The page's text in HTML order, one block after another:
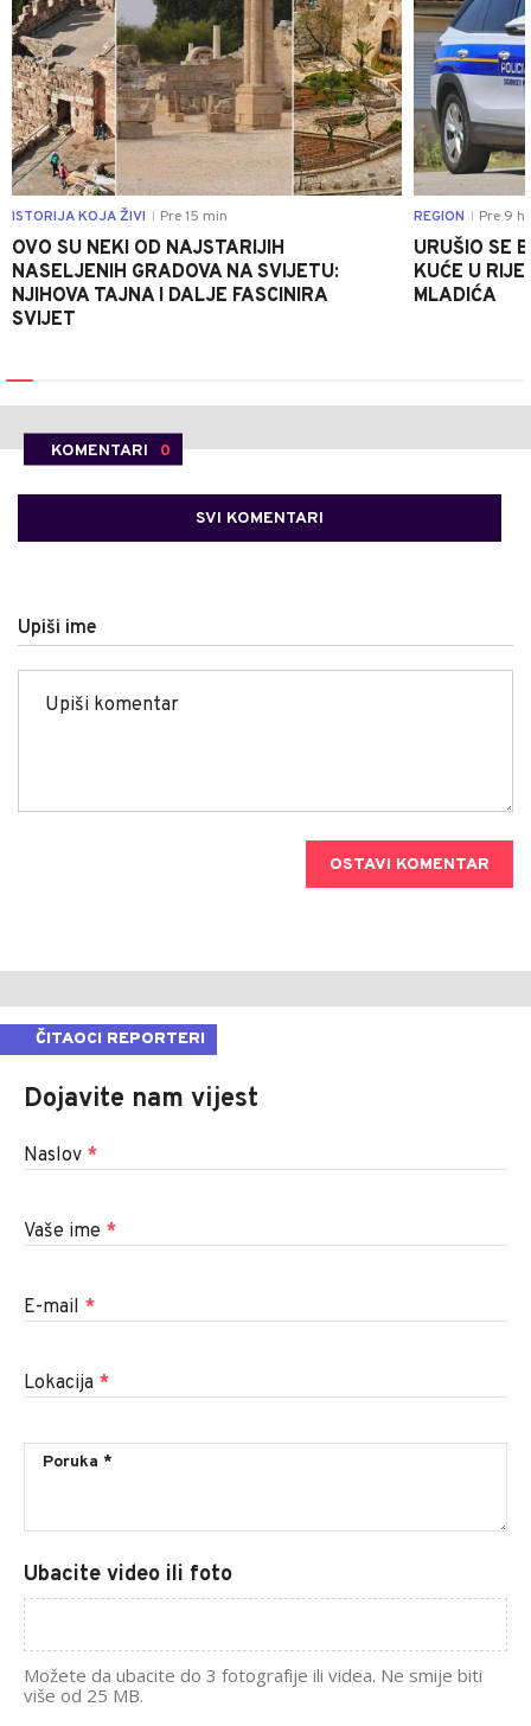
ISTORIJA KOJA ŽIVI Pre 15 min
OVO SU NEKI OD NAJSTARIJIH
NASELJENIH GRADOVA NA SVIJETU:
NJIHOVA TAJNA I DALJE FASCINIRA
SVIJET
REGION Pre 9 h
URUŠIO SE
KUĆE U
MLADIĆA
KOMENTARI 0
SVI KOMENTARI
Upiši ime
OSTAVI KOMENTAR
ČITAOCI REPORTERI
Dojavite nam vijest
Naslov *
Vaše ime *
E-mail *
Lokacija *
Ubacite video ili foto
Možete da ubacite do 3 fotografije ili videa. Ne smije biti
više od 25 MB.